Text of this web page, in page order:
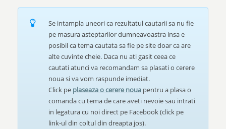
Se intampla uneori ca rezultatul cautarii sa nu fie
pe masura asteptarilor dumneavoastra insa e
posibil ca tema cautata sa fie pe site doar ca are
alte cuvinte cheie. Daca nu ati gasit ceea ce
cautati atunci va recomandam sa plasati o cerere
noua si va vom raspunde imediat.
Click pe plaseaza o cerere noua pentru a plasa o
comanda cu tema de care aveti nevoie sau intrati
in legatura cu noi direct pe Facebook (click pe
link-ul din coltul din dreapta jos).